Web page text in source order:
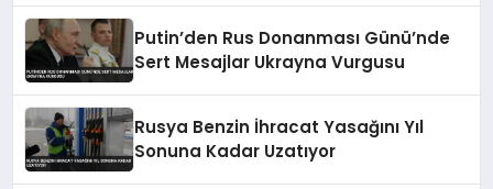
Putin’den Rus Donanması Günü’nde
Sert Mesajlar Ukrayna Vurgusu
Rusya Benzin İhracat Yasağını Yıl
Sonuna Kadar Uzatıyor